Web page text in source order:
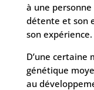
à une
détente et son
son expérience.
D’une certaine
génétique
au